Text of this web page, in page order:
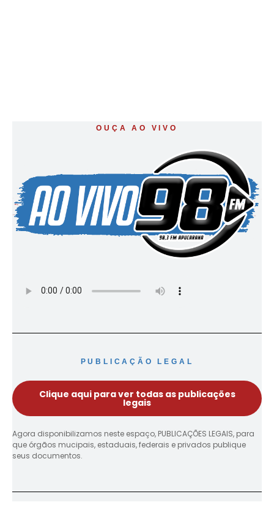
OUÇA AO VIVO
PUBLICAÇÃO LEGAL
Clique aqui para ver todas as publicações
legais
Agora disponibilizamos neste espaço, PUBLICAÇÕES LEGAIS, para
que órgãos mucipais, estaduais, federais e privados publique
seus documentos.